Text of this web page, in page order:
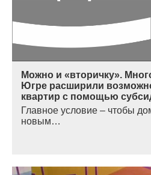
Можно и «вторичку».
Югре расширили
квартир с помощью
Главное условие – чтобы
новым…